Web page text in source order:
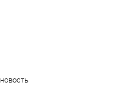
новость